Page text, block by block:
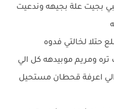
بجيت علة بجيهه وندعيت
حتلا لخالتي فدوه
ومريم موبيدهه كل الي
اعرفة قحطان مستحيل